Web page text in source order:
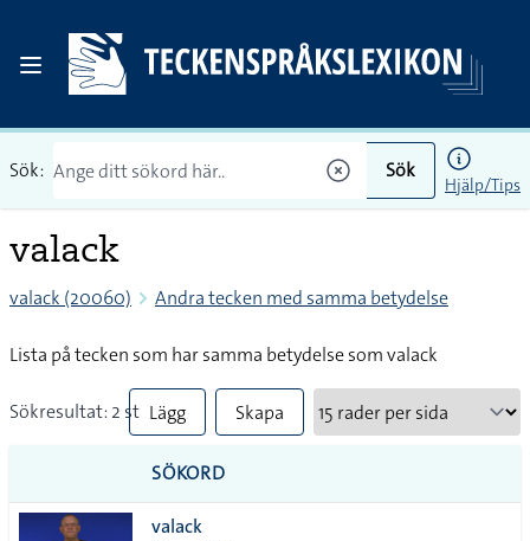
Sök: Sök
Hjälp/Tips
valack
valack (20060) Andra tecken med samma betydelse
Lista på tecken som har samma betydelse som valack
Sökresultat: 2 st Lägg
till
alla i
Skapa
SÖKORD
valack